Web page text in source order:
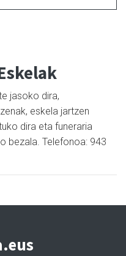
jasoko dira,
eskela jartzen
dira eta funeraria
bezala. Telefonoa: 943